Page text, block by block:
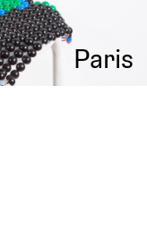
Paris